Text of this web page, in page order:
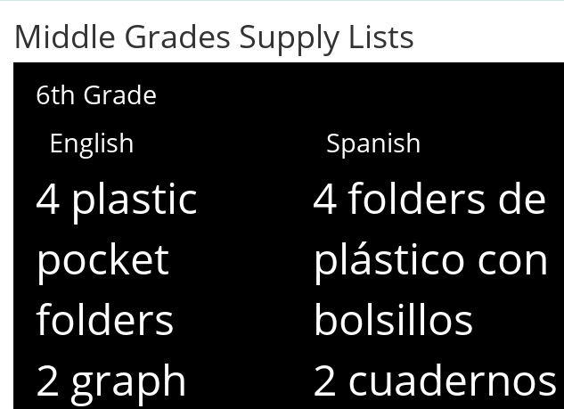
Middle Grades Supply Lists
6th Grade
English
4 plastic
pocket
folders
2 graph
Spanish
4 folders de
plástico con
bolsillos
2 cuadernos